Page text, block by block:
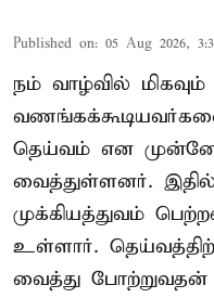
Published on: 05 Aug 2026,
நம் வாழ்வில்
தெய்வம் என
வைத்துள்ளனர். இதில்
முக்கியத்துவம்
உள்ளார்.
வைத்து போற்றுவதன்